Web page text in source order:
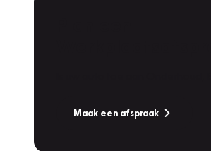
Maak een afspraak